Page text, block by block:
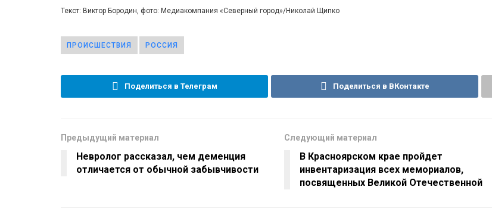
Текст: Виктор Бородин, фото: Медиакомпания «Северный город»/Николай Щипко
ПРОИСШЕСТВИЯ РОССИЯ
Поделиться в Телеграм Поделиться в ВКонтакте
Предыдущий материал
Невролог рассказал, чем деменция
отличается от обычной забывчивости
Следующий материал
В Красноярском крае пройдет
инвентаризация всех мемориалов,
посвященных Великой Отечественной